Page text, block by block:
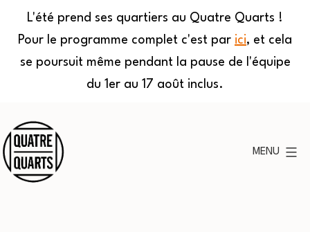
L'été prend ses quartiers au Quatre Quarts !
Pour le programme complet c'est par ici, et cela
se poursuit même pendant la pause de l'équipe
du 1er au 17 août inclus.
au
contenu
MENU